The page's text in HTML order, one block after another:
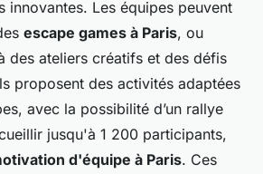
innovantes. Les équipes peuvent
escape games à Paris, ou
des ateliers créatifs et des défis
proposent des activités adaptées
avec la possibilité d’un rallye
jusqu'à 1 200 participants,
d'équipe à Paris. Ces